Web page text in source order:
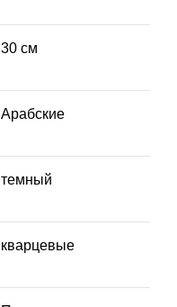
30 см
Арабские
темный
кварцевые